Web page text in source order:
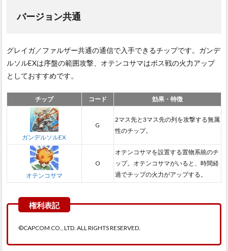
バージョン共通
グレイガ／ファルザー共通の通信で入手できるチップです。ガンデ
ルソルEXは序盤の範囲攻撃、オテンコサマはボス戦の火力アップ
としておすすめです。
チップ コード 効果・特徴
ガンデルソルEX
G
2マス先と3マス先の列を攻撃する無属
性のチップ。
オテンコサマ
O
オテンコサマを設置する置物系統のチ
ップ。オテンコサマがいると、時間経
過でチップの火力がアップする。
©CAPCOM CO., LTD. ALL RIGHTS RESERVED.